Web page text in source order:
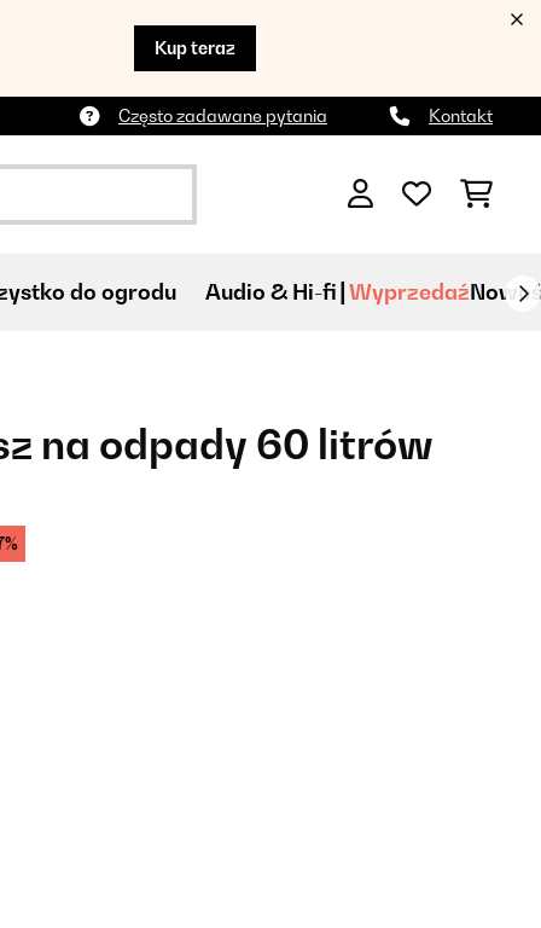
Kup teraz
Często zadawane pytania Kontakt
do ogrodu Audio & Hi-fi Wyprzedaź
na odpady 60 litrów